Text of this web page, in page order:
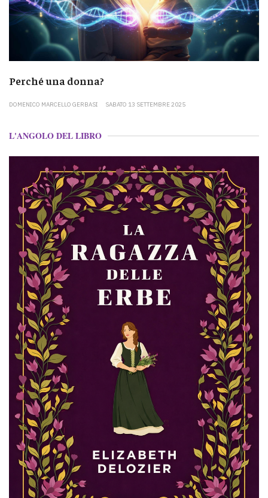
Perché una donna?
DOMENICO MARCELLO GERBASI SABATO 13 SETTEMBRE 2025
L'ANGOLO DEL LIBRO